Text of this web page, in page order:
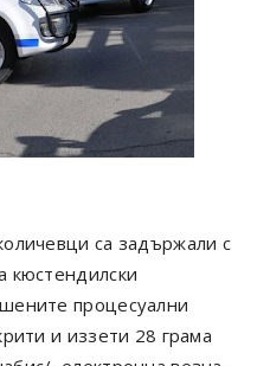
са задържали с
кюстендилски
процесуални
и иззети 28 грама